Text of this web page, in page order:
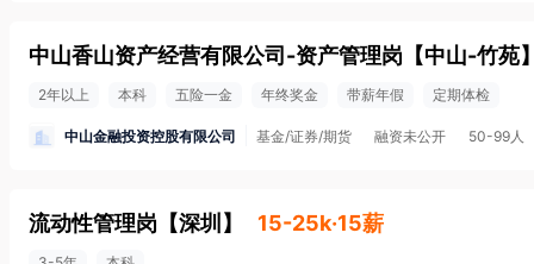
中山香山资产经营有限公司-资产管理岗 【中山-竹苑
2年以上 本科 五险一金 年终奖金 带薪年假 定期体检
中山金融投资控股有限公司 基金/证券/期货 融资未公开 50-99人
流动性管理岗 【深圳 】 15-25k·15薪